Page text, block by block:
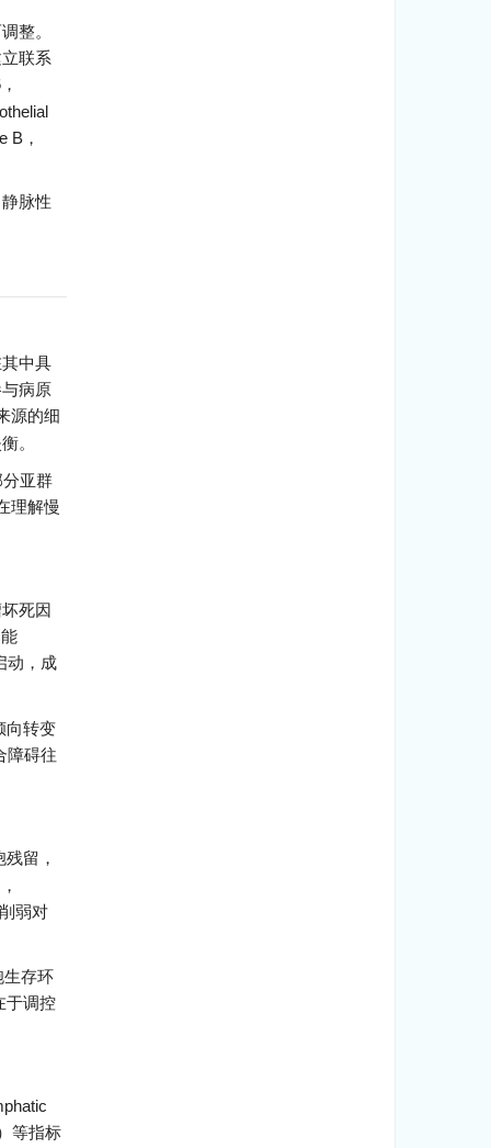
整。
联系
B，
脉性
中具
病原
源的细
。
亚群
理解慢
死因
动，成
向转变
障碍往
留，
弱对
生存环
于调控
等指标